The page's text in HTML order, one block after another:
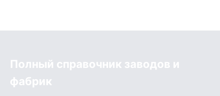
Полный справочник заводов и
фабрик